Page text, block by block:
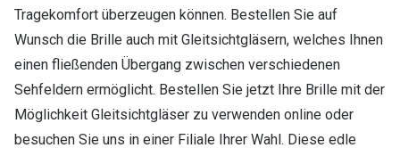
Tragekomfort überzeugen können. Bestellen Sie auf
Wunsch die Brille auch mit Gleitsichtgläsern, welches Ihnen
einen fließenden Übergang zwischen verschiedenen
Sehfeldern ermöglicht. Bestellen Sie jetzt Ihre Brille mit der
Möglichkeit Gleitsichtgläser zu verwenden online oder
besuchen Sie uns in einer Filiale Ihrer Wahl. Diese edle